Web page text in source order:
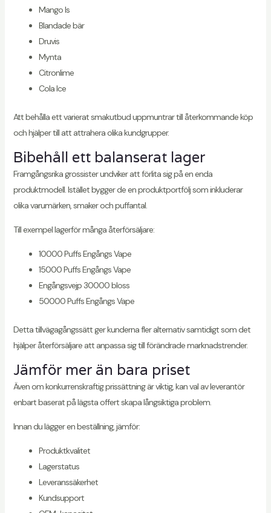
Mango Is
Blandade bär
Druvis
Mynta
Citronlime
Cola Ice
Att behålla ett varierat smakutbud uppmuntrar till återkommande köp
och hjälper till att attrahera olika kundgrupper.
Bibehåll ett balanserat lager
Framgångsrika grossister undviker att förlita sig på en enda
produktmodell. Istället bygger de en produktportfölj som inkluderar
olika varumärken, smaker och puffantal.
Till exempel lagerför många återförsäljare:
10000 Puffs Engångs Vape
15000 Puffs Engångs Vape
Engångsvejp 30000 bloss
50000 Puffs Engångs Vape
Detta tillvägagångssätt ger kunderna fler alternativ samtidigt som det
hjälper återförsäljare att anpassa sig till förändrade marknadstrender.
Jämför mer än bara priset
Även om konkurrenskraftig prissättning är viktig, kan val av leverantör
enbart baserat på lägsta offert skapa långsiktiga problem.
Innan du lägger en beställning, jämför:
Produktkvalitet
Lagerstatus
Leveranssäkerhet
Kundsupport